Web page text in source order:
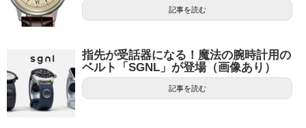
記事を読む
指先が受話器になる！魔法の腕時計用の
ベルト「SGNL」が登場（画像あり）
記事を読む